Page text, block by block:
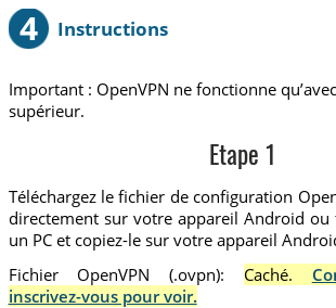
4 Instructions
Important : OpenVPN ne fonctionne
supérieur.
Etape 1
Téléchargez le fichier de configuration
directement sur votre appareil Android ou
un PC et copiez-le sur votre appareil
Fichier OpenVPN (.ovpn):
Caché.
inscrivez-vous pour voir.